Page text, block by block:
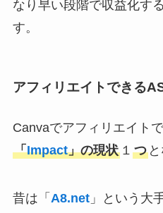
なり早い段階で収益化す
す。
アフィリエイトできる
Canvaでアフィリエイト
「Impact」の現状１ つと
昔は「 A8.net」という大